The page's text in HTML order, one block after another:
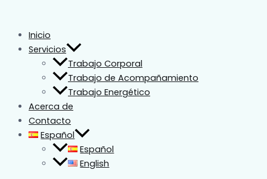
contenido
Inicio
Servicios
Trabajo Corporal
Trabajo de Acompañamiento
Trabajo Energético
Acerca de
Contacto
Español
Español
English
y
terapéutico
Antigua
Guatemala:
cómo
elegir
el
masaje